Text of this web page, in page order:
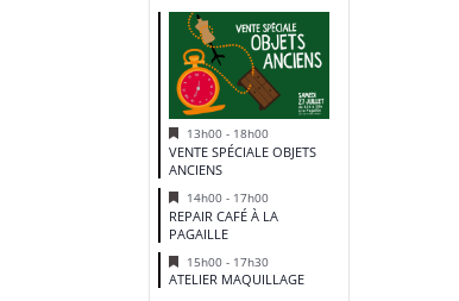
évènements,
Mis
en
avant
13h00- 18h00
VENTE SPÉCIALE OBJETS
ANCIENS
Mis
en
avant
14h00- 17h00
REPAIR CAFÉ À LA
PAGAILLE
Mis
en
15h00- 17h30
ATELIER MAQUILLAGE